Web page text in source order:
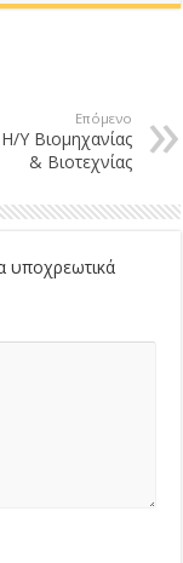
Επόμενο
Υ Βιομηχανίας
& Βιοτεχνίας
υποχρεωτικά